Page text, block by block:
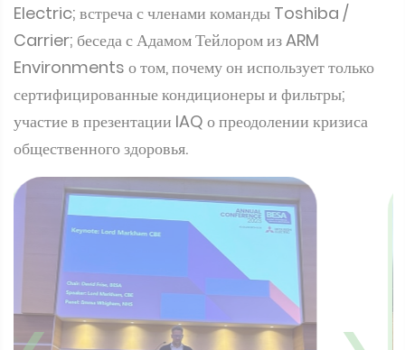
Electric; встреча с членами команды Toshiba /
Carrier; беседа с Адамом Тейлором из ARM
Environments о том, почему он использует только
сертифицированные кондиционеры и фильтры;
участие в презентации IAQ о преодолении кризиса
общественного здоровья.
❮ ❯